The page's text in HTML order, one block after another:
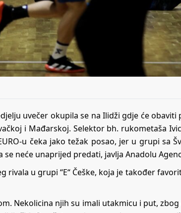
uvečer okupila se na Ilidži gdje će obaviti
i Mađarskoj. Selektor bh. rukometaša
u čeka jako težak posao, jer u grupi sa
neće unaprijed predati, javlja Anadolu
u grupi “E“ Češke, koja je također
Nekolicina njih su imali utakmicu i put,